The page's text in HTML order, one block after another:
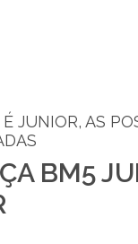
JUNIOR, AS
BM5